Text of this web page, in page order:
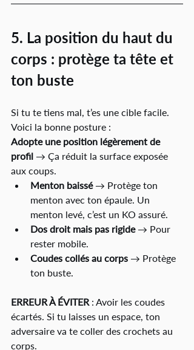
5. La position du haut du
corps : protège ta tête et
ton buste
Si tu te tiens mal, t’es une cible facile.
Voici la bonne posture :
Adopte une position légèrement de
profil → Ça réduit la surface exposée
aux coups.
Menton baissé → Protège ton
menton avec ton épaule. Un
menton levé, c’est un KO assuré.
Dos droit mais pas rigide → Pour
rester mobile.
Coudes collés au corps → Protège
ton buste.
ERREUR À ÉVITER : Avoir les coudes
écartés. Si tu laisses un espace, ton
adversaire va te coller des crochets au
corps.